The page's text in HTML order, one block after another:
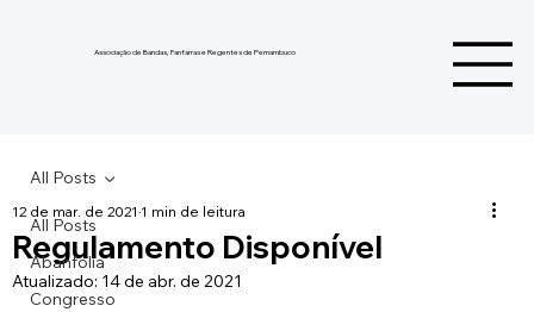
Associação de Bandas, Fanfarras e Regentes de Pernambuco
All Posts
Abanfolia
Congresso
All Posts
Regulamento Disponível
12 de mar. de 20211 min de leitura
Atualizado: 14 de abr. de 2021